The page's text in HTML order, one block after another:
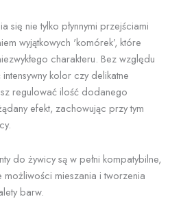
się nie tylko płynnymi przejściami
wyjątkowych 'komórek’, które
charakteru. Bez względu
kolor czy delikatne
regulować ilość dodanego
efekt, zachowując przy tym
do żywicy są w pełni kompatybilne,
mieszania i tworzenia
barw.